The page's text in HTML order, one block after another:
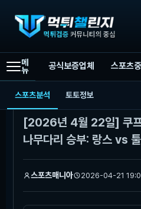
메
뉴
공식보증업체 스포츠
스포츠분석 토토정보
먹튀챌린지 스포츠분석
[2026년 4월 22일] 쿠프
나무다리 승부: 랑스 vs
스포츠매니아 2026-04-21
본문